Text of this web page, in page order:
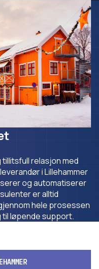
relasjon med
i Lillehammer
og automatiserer
er alltid
hele prosessen
til løpende support.